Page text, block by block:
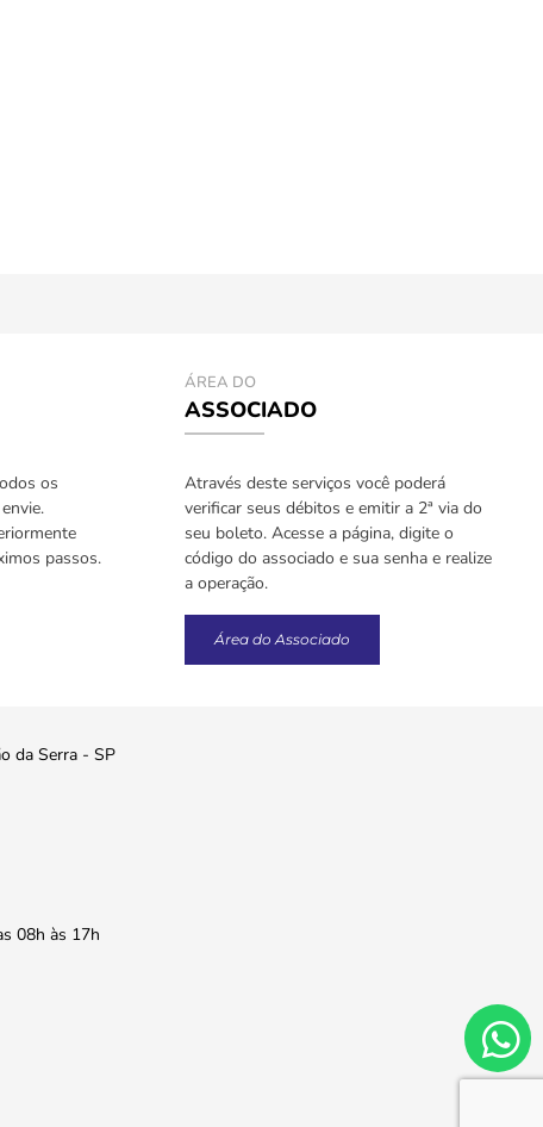
os
passos.
ÁREA DO
ASSOCIADO
Através deste serviços você poderá
verificar seus débitos e emitir a 2ª via do
seu boleto. Acesse a página, digite o
código do associado e sua senha e realize
a operação.
Área do Associado
da Serra - SP
08h às 17h